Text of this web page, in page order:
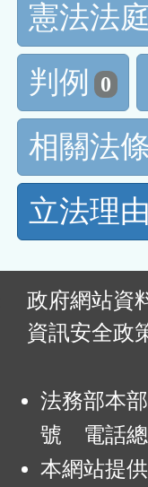
憲法法
判例
0
相關法條
立法理由
政府網站資
資訊安全政
法務部本
號 電話總
本網站提